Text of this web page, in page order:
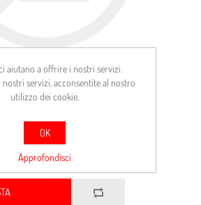
aiutano a offrire i nostri servizi.
servizi, acconsentite al nostro
utilizzo dei cookie.
OK
Approfondisci